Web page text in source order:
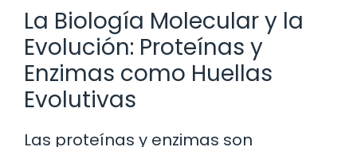
La Biología Molecular y la
Evolución: Proteínas y
Enzimas como Huellas
Evolutivas
Las proteínas y enzimas son